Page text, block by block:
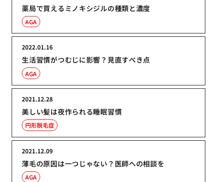
薬局で買えるミノキシジルの種類と濃度
AGA
生活習慣がつむじに影響？見直すべき点
2022.01.16
AGA
美しい髪は夜作られる睡眠習慣
2021.12.28
円形脱毛症
薄毛の原因は一つじゃない？医師への相談を
2021.12.09
AGA